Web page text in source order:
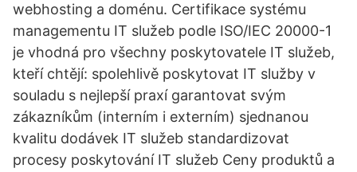
webhosting a doménu. Certifikace systému
managementu IT služeb podle ISO/IEC 20000-1
je vhodná pro všechny poskytovatele IT služeb,
kteří chtějí: spolehlivě poskytovat IT služby v
souladu s nejlepší praxí garantovat svým
zákazníkům (interním i externím) sjednanou
kvalitu dodávek IT služeb standardizovat
procesy poskytování IT služeb Ceny produktů a